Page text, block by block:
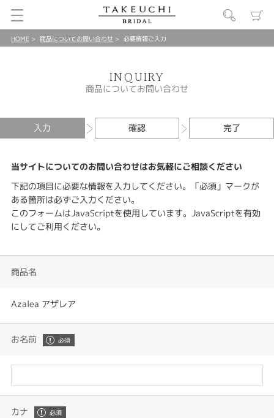
HOME 商品についてお問い合わせ 必要情報ご入力
INQUIRY
商品についてお問い合わせ
入力 確認 完了
当サイトについてのお問い合わせはお気軽にご相談ください
下記の項目に必要な情報を入力してください。「必須」マークが
ある箇所は必ずご入力ください。
このフォームはJavaScriptを使用しています。JavaScriptを有効
にしてご利用ください。
商品名
Azalea アザレア
お名前
カナ